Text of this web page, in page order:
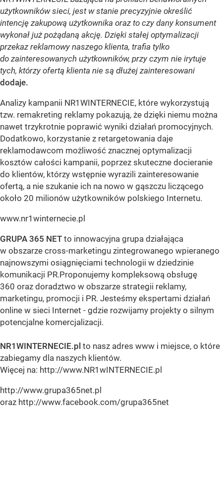
użytkowników sieci, jest w stanie precyzyjnie określić
intencję zakupową użytkownika oraz to czy dany konsument
wykonał już pożądaną akcję. Dzięki stałej optymalizacji
przekaz reklamowy naszego klienta, trafia tylko
do zainteresowanych użytkowników, przy czym nie irytuje
tych, którzy ofertą klienta nie są dłużej zainteresowani
dodaje.
Analizy kampanii NR1WINTERNECIE, które wykorzystują
tzw. remakreting reklamy pokazują, że dzięki niemu można
nawet trzykrotnie poprawić wyniki działań promocyjnych.
Dodatkowo, korzystanie z retargetowania daje
reklamodawcom możliwość znacznej optymalizacji
kosztów całości kampanii, poprzez skuteczne docieranie
do klientów, którzy wstępnie wyrazili zainteresowanie
ofertą, a nie szukanie ich na nowo w gąszczu liczącego
około 20 milionów użytkowników polskiego Internetu.
www.nr1winternecie.pl
GRUPA 365 NET to innowacyjna grupa działająca
w obszarze cross-marketingu zintegrowanego wpieranego
najnowszymi osiągnięciami technologii w dziedzinie
komunikacji PR.Proponujemy kompleksową obsługę
360 oraz doradztwo w obszarze strategii reklamy,
marketingu, promocji i PR. Jesteśmy ekspertami działań
online w sieci Internet - gdzie rozwijamy projekty o silnym
potencjalne komercjalizacji.
NR1WINTERNECIE.pl to nasz adres www i miejsce, o które
zabiegamy dla naszych klientów.
Więcej na: http://www.NR1wINTERNECIE.pl
http://www.grupa365net.pl
oraz http://www.facebook.com/grupa365net